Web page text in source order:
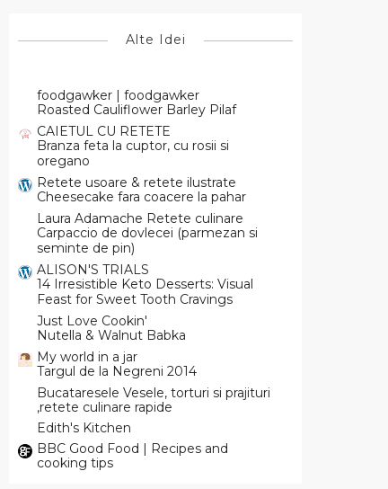
Alte Idei
foodgawker | foodgawker
Roasted Cauliflower Barley Pilaf
CAIETUL CU RETETE
Branza feta la cuptor, cu rosii si
oregano
Retete usoare & retete ilustrate
Cheesecake fara coacere la pahar
Laura Adamache Retete culinare
Carpaccio de dovlecei (parmezan si
seminte de pin)
ALISON'S TRIALS
14 Irresistible Keto Desserts: Visual
Feast for Sweet Tooth Cravings
Just Love Cookin'
Nutella & Walnut Babka
My world in a jar
Targul de la Negreni 2014
Bucataresele Vesele, torturi si prajituri
,retete culinare rapide
Edith's Kitchen
BBC Good Food | Recipes and
cooking tips